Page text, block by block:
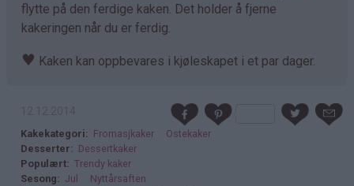
flytte på den ferdige kaken. Det holder å fjerne
kakeringen når du er ferdig.
♥ Kaken kan oppbevares i kjøleskapet i et par dager.
Kakekategori Fromasjkaker
Ostekaker
Desserter
Dessertkaker
Populært
Trendy kaker
Sesong
Jul
Nyttårsaften